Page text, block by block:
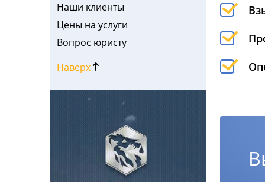
Наши клиенты
Цены на услуги
Вопрос юристу
Наверх